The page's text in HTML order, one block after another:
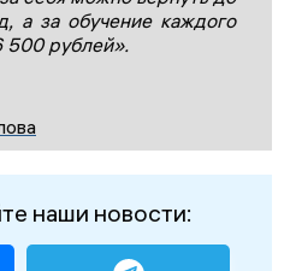
а за обучение каждого
рублей».
наши новости: